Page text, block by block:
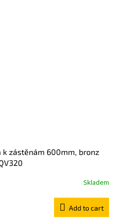
k zástěnám 600mm, bronz
Skladem
Add to cart